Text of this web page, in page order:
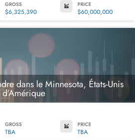
GROSS
$6,325,390
PRICE
$60,000,000
dans le Minnesota, États-Unis
d’Amérique
GROSS
TBA
PRICE
TBA